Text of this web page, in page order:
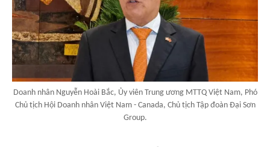
Doanh nhân Nguyễn Hoài Bắc, Ủy viên Trung ương MTTQ Việt Nam, Phó
Chủ tịch Hội Doanh nhân Việt Nam - Canada, Chủ tịch Tập đoàn Đại Sơn
Group.